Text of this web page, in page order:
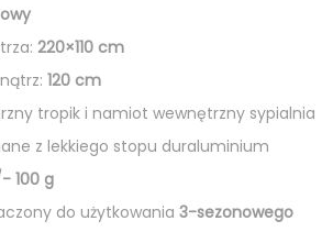
220×110 cm
120 cm
tropik i namiot wewnętrzny sypialnia
z lekkiego stopu duraluminium
100 g
do użytkowania 3-sezonowego